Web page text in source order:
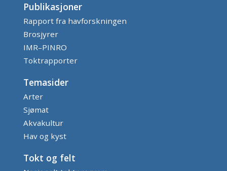
Publikasjoner
Rapport fra havforskningen
Brosjyrer
IMR–PINRO
Toktrapporter
Temasider
Arter
Sjømat
Akvakultur
Hav og kyst
Tokt og felt